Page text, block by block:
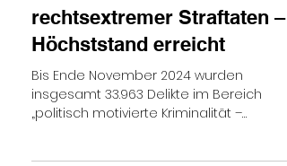
Rassismuskritik
Zunehmende Zahl
rechtsextremer Straftaten –
Höchststand erreicht